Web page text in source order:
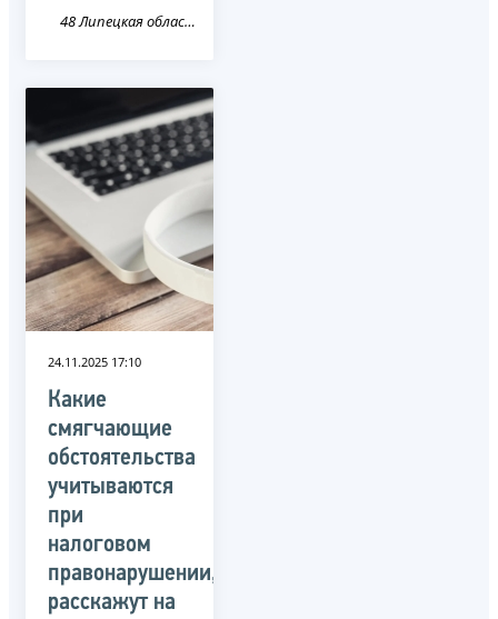
48 Липецкая область
24.11.2025 17:10
Какие
смягчающие
обстоятельства
учитываются
при
налоговом
правонарушении,
расскажут на